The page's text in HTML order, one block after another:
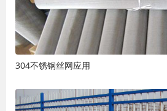
304不锈钢丝网应用